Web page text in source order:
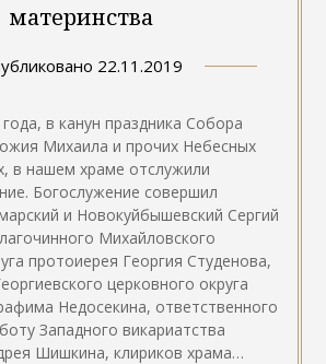
материнства
22.11.2019
в канун праздника Собора
Михаила и прочих Небесных
в нашем храме отслужили
Богослужение совершил
и Новокуйбышевский Сергий
Михайловского
протоиерея Георгия Студенова,
церковного округа
Недосекина, ответственного
Западного викариатства
Шишкина, клириков храма…